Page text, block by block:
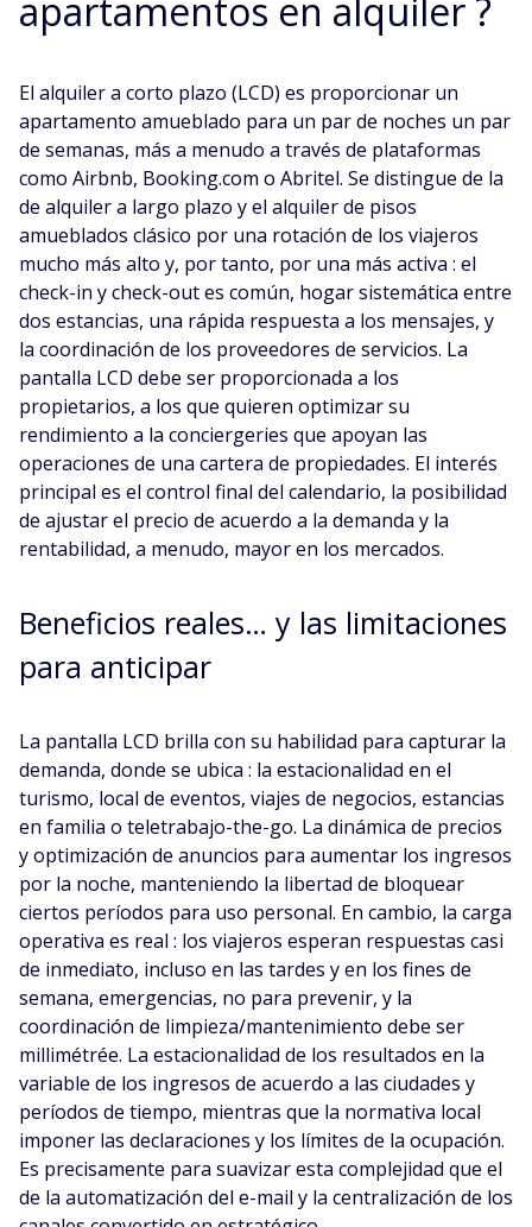
apartamentos en alquiler ?
El alquiler a corto plazo (LCD) es proporcionar un
apartamento amueblado para un par de noches un par
de semanas, más a menudo a través de plataformas
como Airbnb, Booking.com o Abritel. Se distingue de la
de alquiler a largo plazo y el alquiler de pisos
amueblados clásico por una rotación de los viajeros
mucho más alto y, por tanto, por una más activa : el
check-in y check-out es común, hogar sistemática entre
dos estancias, una rápida respuesta a los mensajes, y
la coordinación de los proveedores de servicios. La
pantalla LCD debe ser proporcionada a los
propietarios, a los que quieren optimizar su
rendimiento a la conciergeries que apoyan las
operaciones de una cartera de propiedades. El interés
principal es el control final del calendario, la posibilidad
de ajustar el precio de acuerdo a la demanda y la
rentabilidad, a menudo, mayor en los mercados.
Beneficios reales… y las limitaciones
para anticipar
La pantalla LCD brilla con su habilidad para capturar la
demanda, donde se ubica : la estacionalidad en el
turismo, local de eventos, viajes de negocios, estancias
en familia o teletrabajo-the-go. La dinámica de precios
y optimización de anuncios para aumentar los ingresos
por la noche, manteniendo la libertad de bloquear
ciertos períodos para uso personal. En cambio, la carga
operativa es real : los viajeros esperan respuestas casi
de inmediato, incluso en las tardes y en los fines de
semana, emergencias, no para prevenir, y la
coordinación de limpieza/mantenimiento debe ser
millimétrée. La estacionalidad de los resultados en la
variable de los ingresos de acuerdo a las ciudades y
períodos de tiempo, mientras que la normativa local
imponer las declaraciones y los límites de la ocupación.
Es precisamente para suavizar esta complejidad que el
de la automatización del e-mail y la centralización de los